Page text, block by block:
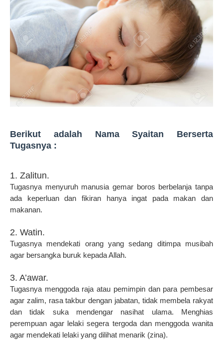
Berikut adalah Nama Syaitan Berserta
Tugasnya :
1. Zalitun.
Tugasnya menyuruh manusia gemar boros berbelanja tanpa
ada keperluan dan fikiran hanya ingat pada makan dan
makanan.
2. Watin.
Tugasnya mendekati orang yang sedang ditimpa musibah
agar bersangka buruk kepada Allah.
3. A’awar.
Tugasnya menggoda raja atau pemimpin dan para pembesar
agar zalim, rasa takbur dengan jabatan, tidak membela rakyat
dan tidak suka mendengar nasihat ulama. Menghias
perempuan agar lelaki segera tergoda dan menggoda wanita
agar mendekati lelaki yang dilihat menarik (zina).